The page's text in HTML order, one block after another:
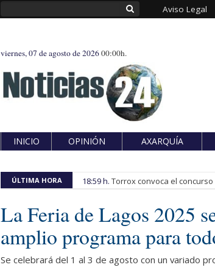
Aviso Legal
viernes, 07 de agosto de 202600:00h.
INICIO OPINIÓN AXARQUÍA
ÚLTIMA HORA 18:59 h. Torrox convoca el
La Feria de Lagos 2025
amplio programa para
Se celebrará del 1 al 3 de agosto con un variado